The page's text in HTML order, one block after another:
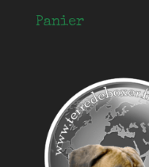
Panier